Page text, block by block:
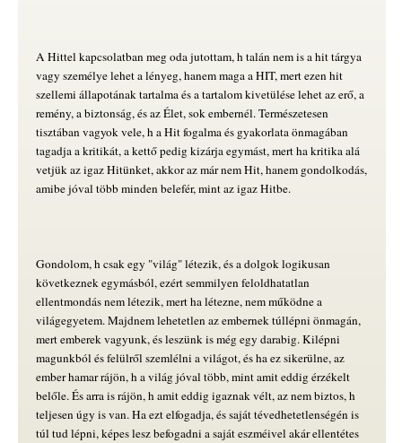
A Hittel kapcsolatban meg oda jutottam, h talán nem is a hit tárgya
vagy személye lehet a lényeg, hanem maga a HIT, mert ezen hit
szellemi állapotának tartalma és a tartalom kivetülése lehet az erő, a
remény, a biztonság, és az Élet, sok embernél. Természetesen
tisztában vagyok vele, h a Hit fogalma és gyakorlata önmagában
tagadja a kritikát, a kettő pedig kizárja egymást, mert ha kritika alá
vetjük az igaz Hitünket, akkor az már nem Hit, hanem gondolkodás,
amibe jóval több minden belefér, mint az igaz Hitbe.
Gondolom, h csak egy "világ" létezik, és a dolgok logikusan
következnek egymásból, ezért semmilyen feloldhatatlan
ellentmondás nem létezik, mert ha létezne, nem működne a
világegyetem. Majdnem lehetetlen az embernek túllépni önmagán,
mert emberek vagyunk, és leszünk is még egy darabig. Kilépni
magunkból és felülről szemlélni a világot, és ha ez sikerülne, az
ember hamar rájön, h a világ jóval több, mint amit eddig érzékelt
belőle. És arra is rájön, h amit eddig igaznak vélt, az nem biztos, h
teljesen úgy is van. Ha ezt elfogadja, és saját tévedhetetlenségén is
túl tud lépni, képes lesz befogadni a saját eszméivel akár ellentétes